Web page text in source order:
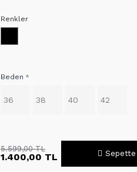
Beden
36 38 40 42
1.400,00 TL
5.599,00 TL
Sepette
Renkler